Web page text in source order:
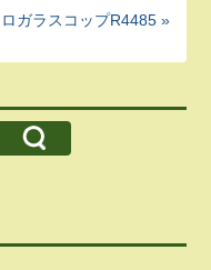
ガラスコップR4485 »